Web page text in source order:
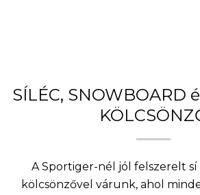
SÍLÉC, SNOWBOARD
A Sportiger-nél jól felszerelt sí
kölcsönzővel várunk, ahol